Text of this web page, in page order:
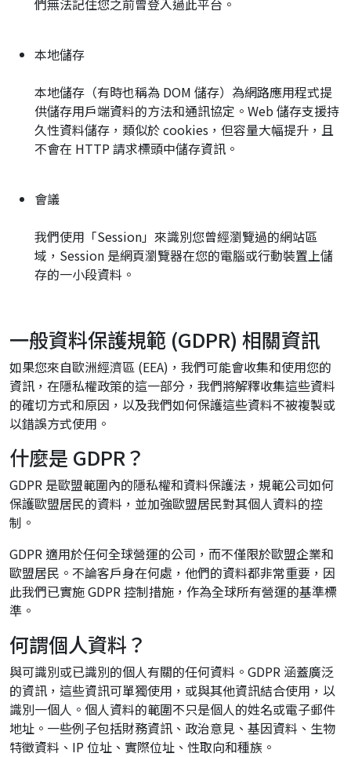
們無法記住您之前曾登入過此平台。
本地儲存
本地儲存（有時也稱為 DOM 儲存）為網路應用程式提
供儲存用戶端資料的方法和通訊協定。Web 儲存支援持
久性資料儲存，類似於 cookies，但容量大幅提升，且
不會在 HTTP 請求標頭中儲存資訊。
會議
我們使用「Session」來識別您曾經瀏覽過的網站區
域，Session 是網頁瀏覽器在您的電腦或行動裝置上儲
存的一小段資料。
一般資料保護規範 (GDPR) 相關資訊
如果您來自歐洲經濟區 (EEA)，我們可能會收集和使用您的
資訊，在隱私權政策的這一部分，我們將解釋收集這些資料
的確切方式和原因，以及我們如何保護這些資料不被複製或
以錯誤方式使用。
什麼是 GDPR？
GDPR 是歐盟範圍內的隱私權和資料保護法，規範公司如何
保護歐盟居民的資料，並加強歐盟居民對其個人資料的控
制。
GDPR 適用於任何全球營運的公司，而不僅限於歐盟企業和
歐盟居民。不論客戶身在何處，他們的資料都非常重要，因
此我們已實施 GDPR 控制措施，作為全球所有營運的基準標
準。
何謂個人資料？
與可識別或已識別的個人有關的任何資料。GDPR 涵蓋廣泛
的資訊，這些資訊可單獨使用，或與其他資訊結合使用，以
識別一個人。個人資料的範圍不只是個人的姓名或電子郵件
地址。一些例子包括財務資訊、政治意見、基因資料、生物
特徵資料、IP 位址、實際位址、性取向和種族。